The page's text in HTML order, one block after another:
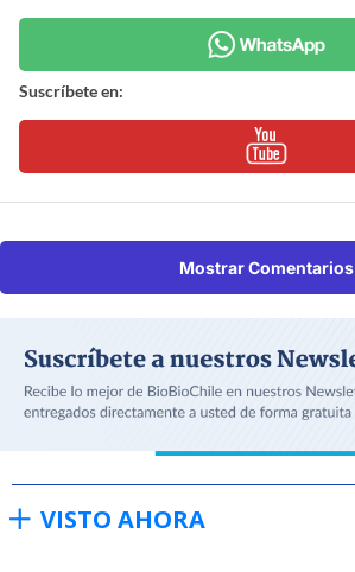
Suscríbete en:
Mostrar Comentarios
VISTO AHORA